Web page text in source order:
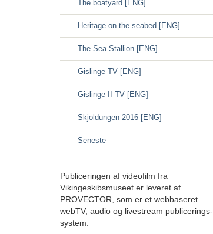
The boatyard [ENG]
Heritage on the seabed [ENG]
The Sea Stallion [ENG]
Gislinge TV [ENG]
Gislinge II TV [ENG]
Skjoldungen 2016 [ENG]
Seneste
Publiceringen af videofilm fra
Vikingeskibsmuseet er leveret af
PROVECTOR, som er et webbaseret
webTV, audio og livestream publicerings-
system.